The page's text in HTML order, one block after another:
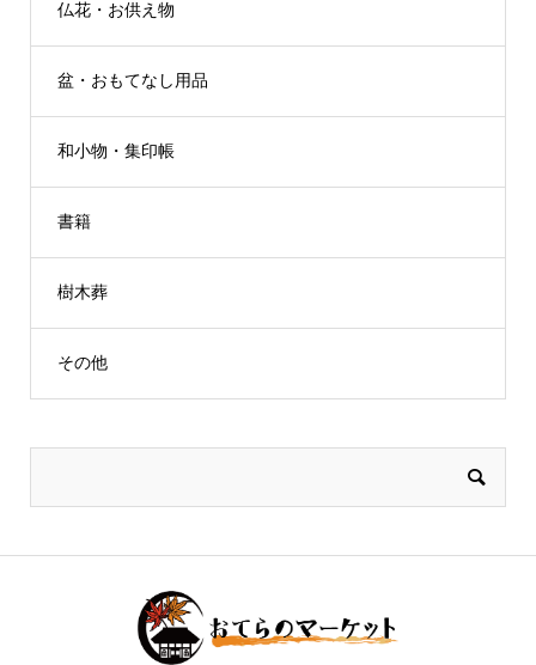
仏花・お供え物
盆・おもてなし用品
和小物・集印帳
書籍
樹木葬
その他